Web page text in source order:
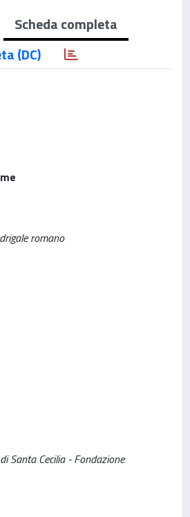
Scheda completa
(DC)
romano
Santa Cecilia - Fondazione